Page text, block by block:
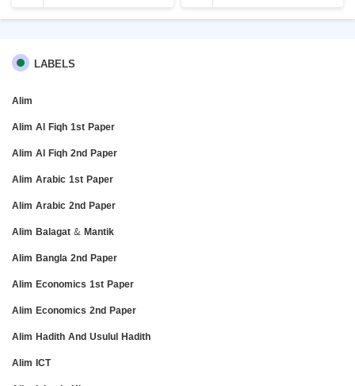
LABELS
Alim
Alim Al Fiqh 1st Paper
Alim Al Fiqh 2nd Paper
Alim Arabic 1st Paper
Alim Arabic 2nd Paper
Alim Balagat & Mantik
Alim Bangla 2nd Paper
Alim Economics 1st Paper
Alim Economics 2nd Paper
Alim Hadith And Usulul Hadith
Alim ICT